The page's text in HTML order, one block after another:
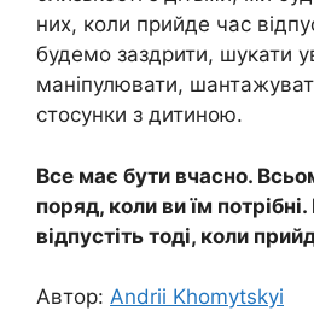
них, коли прийде час
будемо заздрити, шукати
маніпулювати,
стосунки з дитиною.
Все має бути вчасно.
поряд, коли ви їм
відпустіть тоді, коли
Автор: Аndrii Khomytskyi